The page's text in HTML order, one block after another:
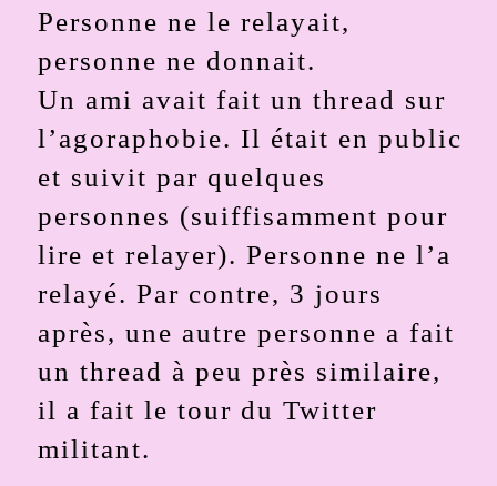
Personne ne le relayait,
personne ne donnait.
Un ami avait fait un thread sur
l’agoraphobie. Il était en public
et suivit par quelques
personnes (suiffisamment pour
lire et relayer). Personne ne l’a
relayé. Par contre, 3 jours
après, une autre personne a fait
un thread à peu près similaire,
il a fait le tour du Twitter
militant.